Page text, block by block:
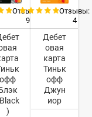
Отзывы:
9
офф
)
Отзывы:
4
Дебет
овая
карта
Тиньк
офф
Джун
иор